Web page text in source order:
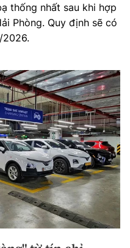
thống nhất sau khi hợp
Phòng. Quy định sẽ có